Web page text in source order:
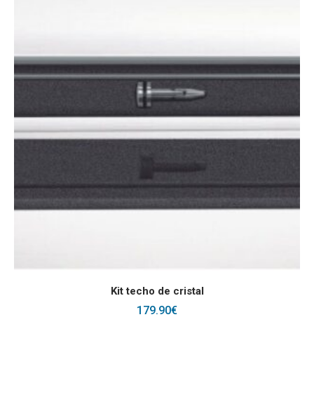
AÑADIR AL CARRITO
Kit techo de cristal
179.90€